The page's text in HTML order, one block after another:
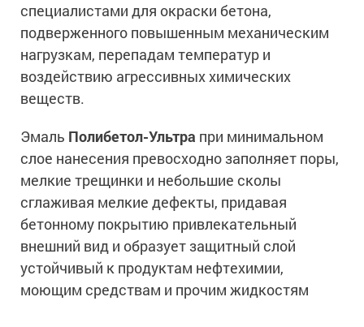
специалистами для окраски бетона,
подверженного повышенным механическим
нагрузкам, перепадам температур и
воздействию агрессивных химических
веществ.
Эмаль Полибетол-Ультра при минимальном
слое нанесения превосходно заполняет поры,
мелкие трещинки и небольшие сколы
сглаживая мелкие дефекты, придавая
бетонному покрытию привлекательный
внешний вид и образует защитный слой
устойчивый к продуктам нефтехимии,
моющим средствам и прочим жидкостям